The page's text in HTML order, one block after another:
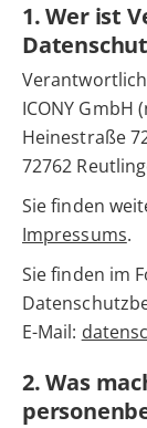
1. Wer ist
ICONY GmbH
Heinestraße
72762
Sie finden
Impressums.
Sie finden im
E-Mail:
2. Was